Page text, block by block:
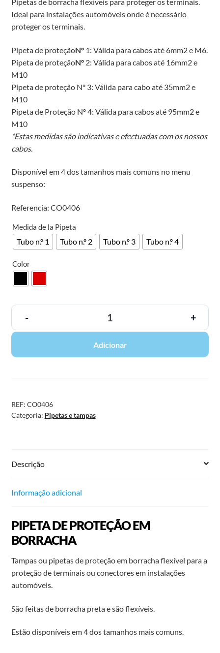
Ideal para instalações automóveis onde é necessário
proteger os terminais.
Pipeta de proteçãoNº 1: Válida para cabos até 6mm2 e M6.
Pipeta de proteçãoNº2: Válida para cabos até 16mm2 e
M10
Pipeta de proteção Nº 3: Válida para cabo até 35mm2 e
M10
Pipeta de Proteção Nº 4: Válida para cabos até 95mm2 e
M10
*Estas medidas são indicativas e efectuadas com os nossos
cabos.
Disponível em 4 dos tamanhos mais comuns no menu
suspenso:
Referencia: CO0406
Medida de la Pipeta
Tubo n.º 1 Tubo n.º 2 Tubo n.º 3 Tubo n.º 4
Color
- +
Adicionar
REF: CO0406
Categoria: Pipetas e tampas
Descrição
Informação adicional
PIPETA DE PROTEÇÃO EM
BORRACHA
Tampas ou pipetas de proteção em borracha flexível para a
proteção de terminais ou conectores em instalações
automóveis.
São feitas de borracha preta e são flexíveis.
Estão disponíveis em 4 dos tamanhos mais comuns.